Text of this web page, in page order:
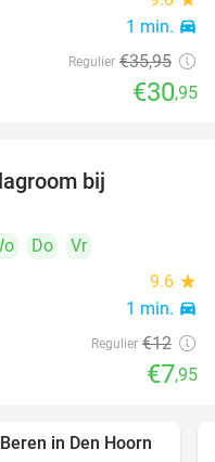
1 min. directions_car
Regulier €35,95
€30,95
bij
Do
Vr
9.6 star
1 min. directions_car
Regulier €12
€7,95
43%
in Den Hoorn